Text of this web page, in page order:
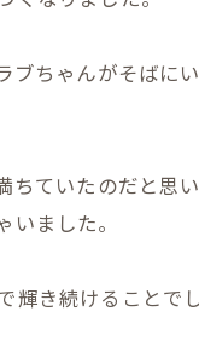
ちゃんがそばに
ていたのだと思
ました。
き続けることでし